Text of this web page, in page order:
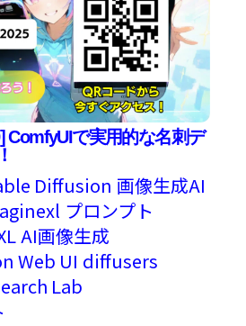
ComfyUIで実用的な名刺デ
Diffusion 画像生成AI
プロンプト
AI画像生成
Web UI diffusers
Lab